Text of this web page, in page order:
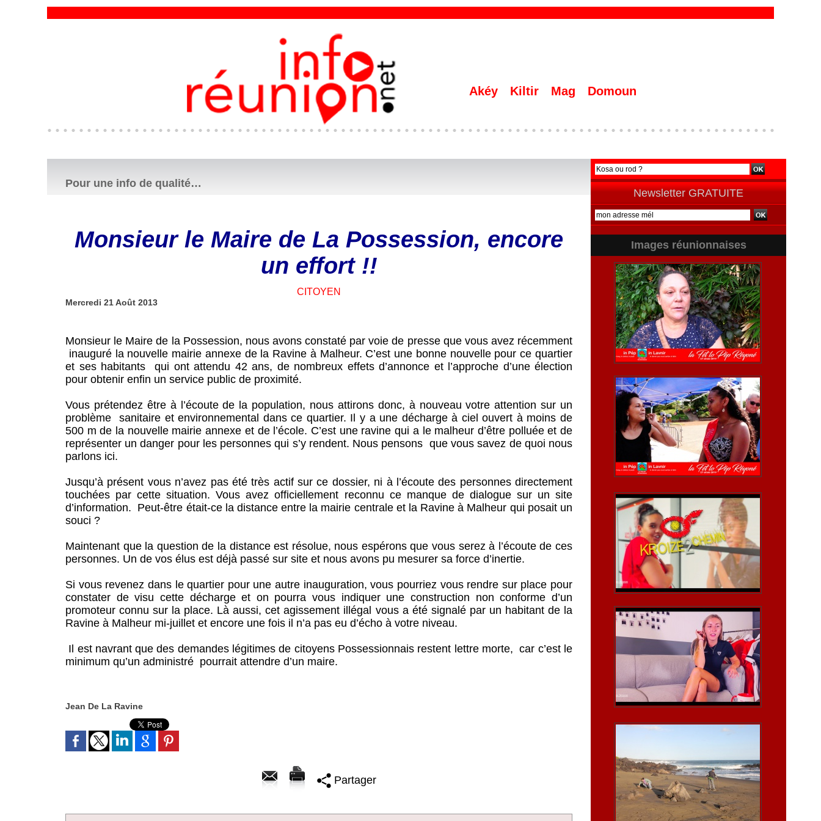
Akéy Kiltir Mag Domoun
Pour une info de qualité…
Monsieur le Maire de La Possession, encore
un effort !!
CITOYEN
Mercredi 21 Août 2013
Monsieur le Maire de la Possession, nous avons constaté par voie de presse que vous avez récemment
inauguré la nouvelle mairie annexe de la Ravine à Malheur. C’est une bonne nouvelle pour ce quartier
et ses habitants qui ont attendu 42 ans, de nombreux effets d’annonce et l’approche d’une élection
pour obtenir enfin un service public de proximité.
Vous prétendez être à l’écoute de la population, nous attirons donc, à nouveau votre attention sur un
problème sanitaire et environnemental dans ce quartier. Il y a une décharge à ciel ouvert à moins de
500 m de la nouvelle mairie annexe et de l’école. C’est une ravine qui a le malheur d’être polluée et de
représenter un danger pour les personnes qui s’y rendent. Nous pensons que vous savez de quoi nous
parlons ici.
Jusqu’à présent vous n’avez pas été très actif sur ce dossier, ni à l’écoute des personnes directement
touchées par cette situation. Vous avez officiellement reconnu ce manque de dialogue sur un site
d’information. Peut-être était-ce la distance entre la mairie centrale et la Ravine à Malheur qui posait un
souci ?
Maintenant que la question de la distance est résolue, nous espérons que vous serez à l’écoute de ces
personnes. Un de vos élus est déjà passé sur site et nous avons pu mesurer sa force d’inertie.
Si vous revenez dans le quartier pour une autre inauguration, vous pourriez vous rendre sur place pour
constater de visu cette décharge et on pourra vous indiquer une construction non conforme d’un
promoteur connu sur la place. Là aussi, cet agissement illégal vous a été signalé par un habitant de la
Ravine à Malheur mi-juillet et encore une fois il n’a pas eu d’écho à votre niveau.
Il est navrant que des demandes légitimes de citoyens Possessionnais restent lettre morte, car c’est le
minimum qu’un administré pourrait attendre d’un maire.
Jean De La Ravine
Partager
Newsletter GRATUITE
Images réunionnaises